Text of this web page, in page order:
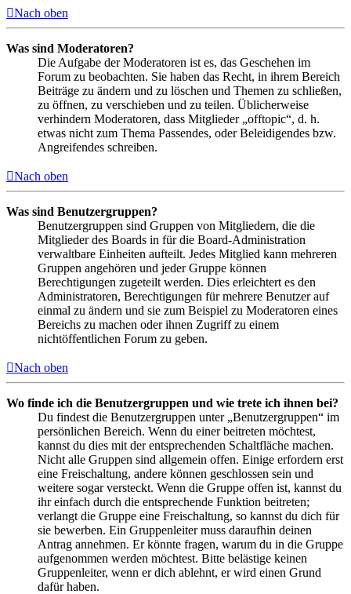
Nach oben
Was sind Moderatoren?
Die Aufgabe der Moderatoren ist es, das Geschehen im
Forum zu beobachten. Sie haben das Recht, in ihrem Bereich
Beiträge zu ändern und zu löschen und Themen zu schließen,
zu öffnen, zu verschieben und zu teilen. Üblicherweise
verhindern Moderatoren, dass Mitglieder „offtopic“, d. h.
etwas nicht zum Thema Passendes, oder Beleidigendes bzw.
Angreifendes schreiben.
Nach oben
Was sind Benutzergruppen?
Benutzergruppen sind Gruppen von Mitgliedern, die die
Mitglieder des Boards in für die Board-Administration
verwaltbare Einheiten aufteilt. Jedes Mitglied kann mehreren
Gruppen angehören und jeder Gruppe können
Berechtigungen zugeteilt werden. Dies erleichtert es den
Administratoren, Berechtigungen für mehrere Benutzer auf
einmal zu ändern und sie zum Beispiel zu Moderatoren eines
Bereichs zu machen oder ihnen Zugriff zu einem
nichtöffentlichen Forum zu geben.
Nach oben
Wo finde ich die Benutzergruppen und wie trete ich ihnen bei?
Du findest die Benutzergruppen unter „Benutzergruppen“ im
persönlichen Bereich. Wenn du einer beitreten möchtest,
kannst du dies mit der entsprechenden Schaltfläche machen.
Nicht alle Gruppen sind allgemein offen. Einige erfordern erst
eine Freischaltung, andere können geschlossen sein und
weitere sogar versteckt. Wenn die Gruppe offen ist, kannst du
ihr einfach durch die entsprechende Funktion beitreten;
verlangt die Gruppe eine Freischaltung, so kannst du dich für
sie bewerben. Ein Gruppenleiter muss daraufhin deinen
Antrag annehmen. Er könnte fragen, warum du in die Gruppe
aufgenommen werden möchtest. Bitte belästige keinen
Gruppenleiter, wenn er dich ablehnt, er wird einen Grund
dafür haben.